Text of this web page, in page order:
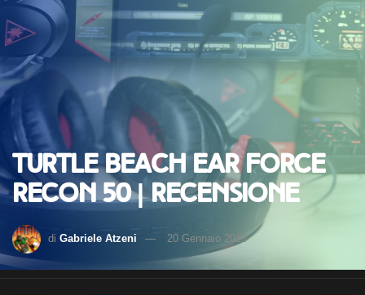
Turtle Beach EAR FORCE
Recon 50 | Recensione
di Gabriele Atzeni 20 Gennaio 2016